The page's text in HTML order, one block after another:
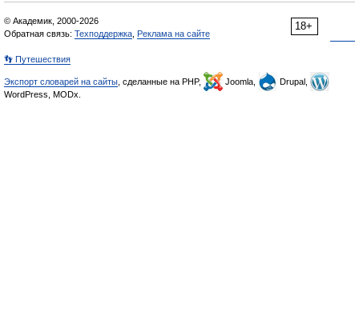
18+
© Академик, 2000-2026
Обратная связь: Техподдержка Реклама на сайте
👣 Путешествия
Экспорт словарей на сайты , сделанные на PHP, Joomla,
Drupal,
WordPress, MODx.